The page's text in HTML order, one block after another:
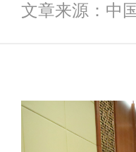
文章来源：中